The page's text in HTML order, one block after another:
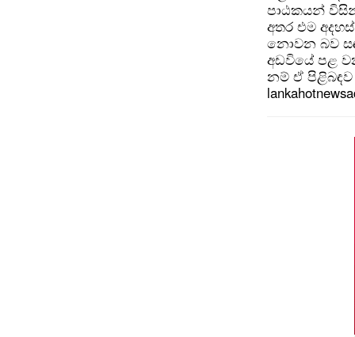
පාඨකයන්
අතර එම
නොවන බව
අඩවියේ පළ
නම් ඒ පිළිබඳව